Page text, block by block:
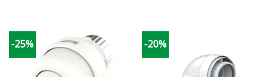
-25% -20%